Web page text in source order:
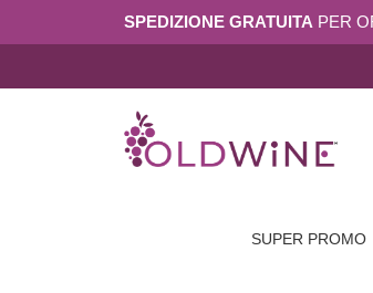
SPEDIZIONE GRATUITA PER
SUPER PROMO